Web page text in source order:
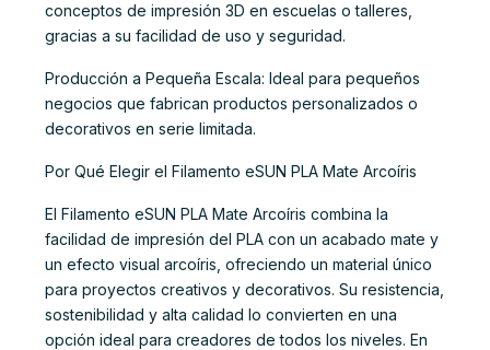
conceptos de impresión 3D en escuelas o talleres,
gracias a su facilidad de uso y seguridad.
Producción a Pequeña Escala: Ideal para pequeños
negocios que fabrican productos personalizados o
decorativos en serie limitada.
Por Qué Elegir el Filamento eSUN PLA Mate Arcoíris
El Filamento eSUN PLA Mate Arcoíris combina la
facilidad de impresión del PLA con un acabado mate y
un efecto visual arcoíris, ofreciendo un material único
para proyectos creativos y decorativos. Su resistencia,
sostenibilidad y alta calidad lo convierten en una
opción ideal para creadores de todos los niveles. En